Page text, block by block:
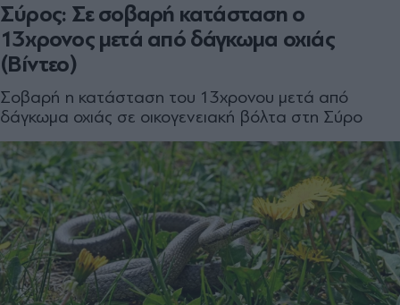
Σύρος: Σε σοβαρή κατάσταση ο
13χρονος μετά από δάγκωμα οχιάς
(Βίντεο)
Σοβαρή η κατάσταση του 13χρονου μετά από
δάγκωμα οχιάς σε οικογενειακή βόλτα στη Σύρο